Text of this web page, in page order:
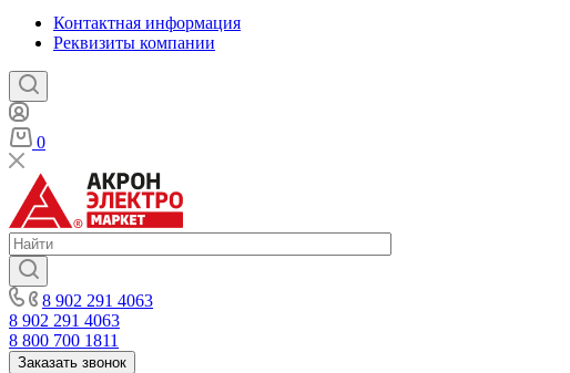
Контактная информация
Реквизиты компании
0
8 902 291 4063
8 902 291 4063
8 800 700 1811
Заказать звонок